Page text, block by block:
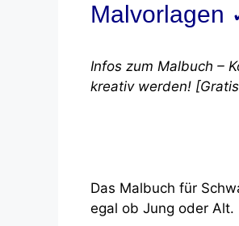
Malvorlagen
Infos zum Malbuch –
kreativ werden!
Das Malbuch für
egal ob Jung oder Alt.